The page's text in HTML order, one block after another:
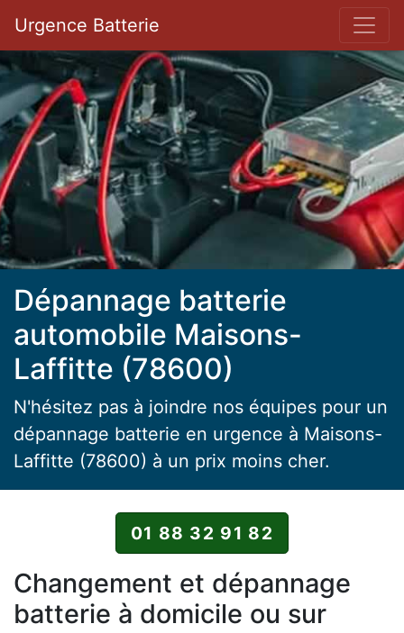
Urgence Batterie Bar
Dépannage batterie
automobile Maisons-
Laffitte (78600)
N'hésitez pas à joindre nos équipes pour un
dépannage batterie en urgence à Maisons-
Laffitte (78600) à un prix moins cher.
01 88 32 91 82
Changement et dépannage
batterie à domicile ou sur